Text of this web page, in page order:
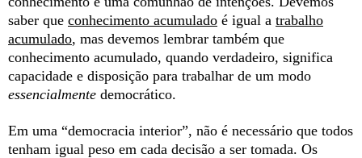
saber que conhecimento acumulado é igual a trabalho
acumulado, mas devemos lembrar também que
conhecimento acumulado, quando verdadeiro, significa
capacidade e disposição para trabalhar de um modo
essencialmente democrático.
Em uma “democracia interior”, não é necessário que todos
tenham igual peso em cada decisão a ser tomada. Os